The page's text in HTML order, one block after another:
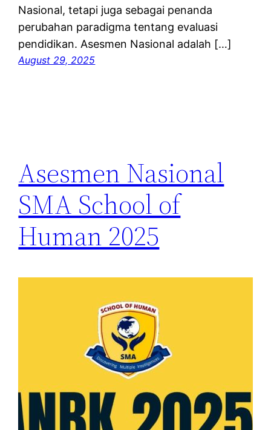
Nasional, tetapi juga sebagai penanda
perubahan paradigma tentang evaluasi
pendidikan. Asesmen Nasional adalah […]
August 29, 2025
Asesmen Nasional
SMA School of
Human 2025